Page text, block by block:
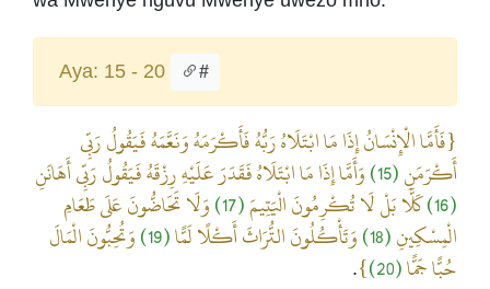
Aya: 15 - 20 #
{فَأَمَّا الْإِنْسَانُ إِذَا مَا ابْتَلَاهُ رَبُّهُ فَأَكْرَمَهُ وَنَعَّمَهُ فَيَقُولُ رَبِّي
أَكْرَمَنِ(15)
وَأَمَّا إِذَا مَا ابْتَلَاهُ فَقَدَرَ عَلَيْهِ رِزْقَهُ فَيَقُولُ رَبِّي أَهَانَنِ
(16)
كَلَّا بَلْ لَا تُكْرِمُونَ الْيَتِيمَ(17)
وَلَا تَحَاضُّونَ عَلَى طَعَامِ
الْمِسْكِينِ(18) وَتَأْكُلُونَ التُّرَاثَ أَكْلًا لَمًّا(19)
وَتُحِبُّونَ الْمَالَ
حُبًّا جَمًّا(20)
}
.